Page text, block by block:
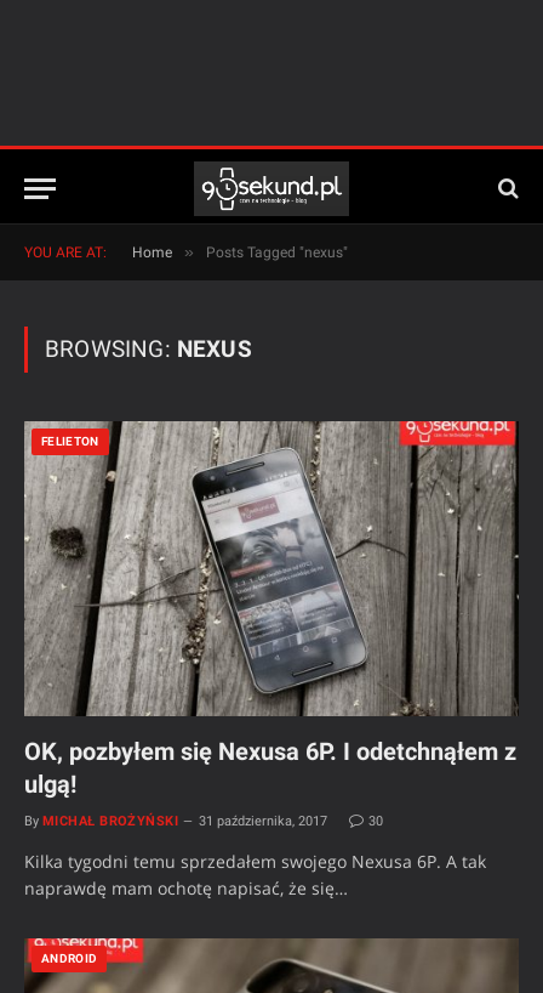
YOU ARE AT: Home » Posts Tagged "nexus"
BROWSING: NEXUS
FELIETON
OK, pozbyłem się Nexusa 6P. I odetchnąłem z
ulgą!
By MICHAŁ BROŻYŃSKI 31 października, 2017 30
Kilka tygodni temu sprzedałem swojego Nexusa 6P. A tak
naprawdę mam ochotę napisać, że się…
ANDROID